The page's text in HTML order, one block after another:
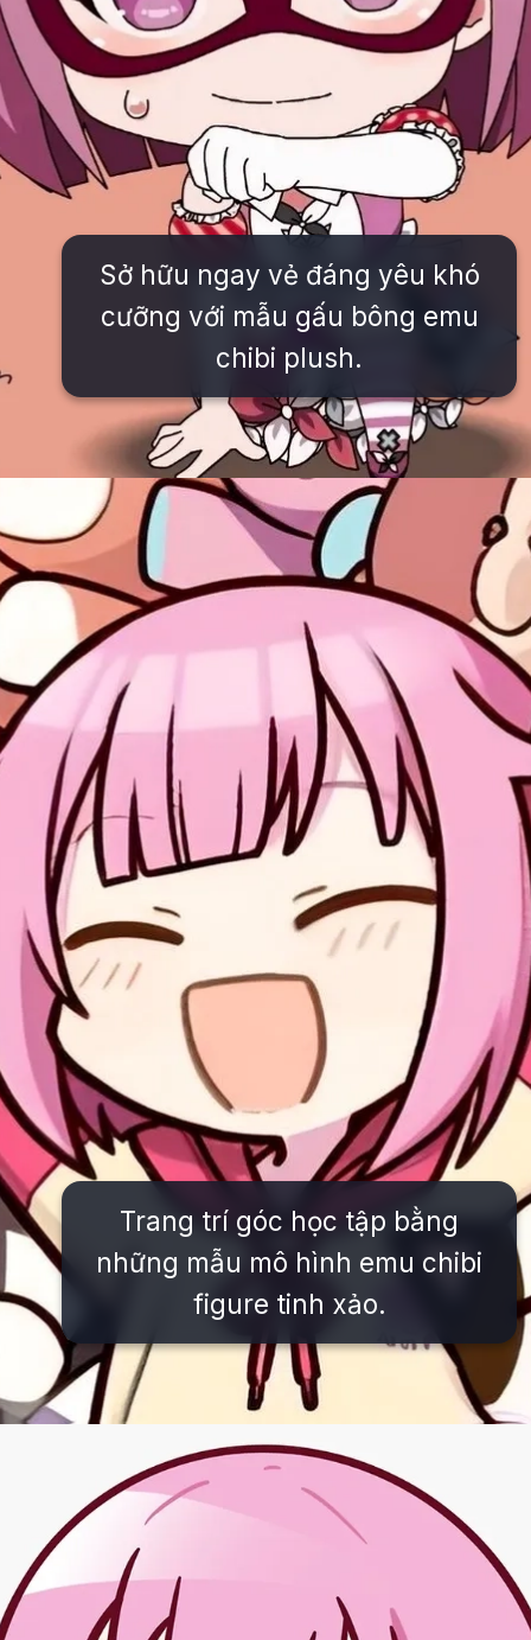
Sở hữu ngay vẻ đáng yêu khó
cưỡng với mẫu gấu bông emu
chibi plush.
Đang mở https://issiloo.edu.vn/emu-chibi
Trang trí góc học tập bằng
những mẫu mô hình emu chibi
figure tinh xảo.
https://issiloo.edu.vn/emu-chibi